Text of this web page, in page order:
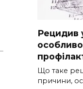
Рецидив
Що таке
причини,